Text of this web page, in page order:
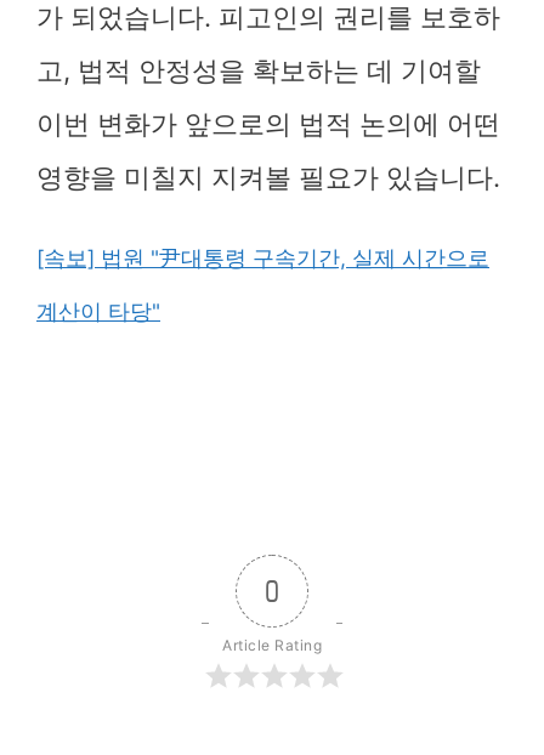
가 되었습니다. 피고인의 권리를 보호하
고, 법적 안정성을 확보하는 데 기여할
이번 변화가 앞으로의 법적 논의에 어떤
영향을 미칠지 지켜볼 필요가 있습니다.
[속보] 법원 "尹대통령 구속기간, 실제 시간으로
계산이 타당"
0
Article Rating